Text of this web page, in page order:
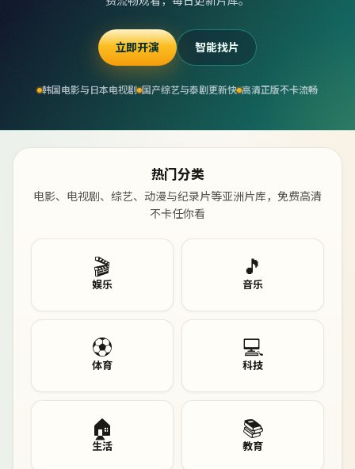
立即开演 智能找片
韩国电影与日本电视剧 国产综艺与泰剧更新快 高清正版不卡流畅
热门分类
电影、电视剧、综艺、动漫与纪录片等亚洲片库，免费高清
不卡任你看
🎬
娱乐
🎵
音乐
⚽
体育
💻
科技
🏠
生活
📚
教育